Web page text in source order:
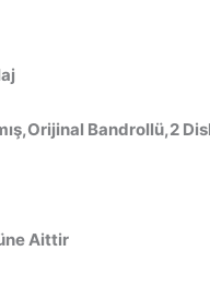
Bandrollü,2
Aittir